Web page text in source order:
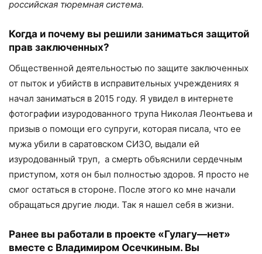
российская тюремная система.
Когда и почему вы решили заниматься защитой
прав заключенных?
Общественной деятельностью по защите заключенных
от пыток и убийств в исправительных учреждениях я
начал заниматься в 2015 году. Я увидел в интернете
фотографии изуродованного трупа Николая Леонтьева и
призыв о помощи его супруги, которая писала, что ее
мужа убили в саратовском СИЗО, выдали ей
изуродованный труп, а смерть объяснили сердечным
приступом, хотя он был полностью здоров. Я просто не
смог остаться в стороне. После этого ко мне начали
обращаться другие люди. Так я нашел себя в жизни.
Ранее вы работали в проекте «Гулагу—нет»
вместе с Владимиром Осечкиным. Вы